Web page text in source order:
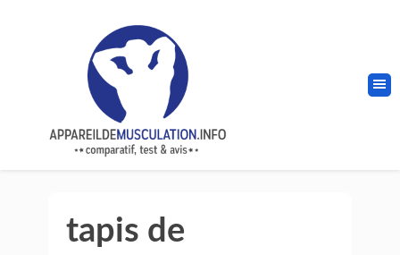
tapis de